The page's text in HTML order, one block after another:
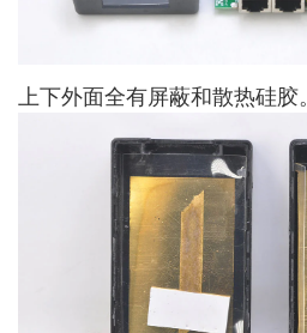
上下外面全有屏蔽和散热硅胶。